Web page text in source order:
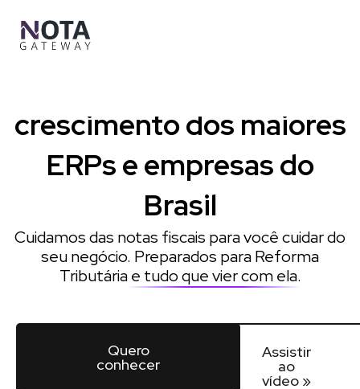
para
crescimento dos maiores
ERPs e empresas do
Brasil
Cuidamos das notas fiscais para você cuidar do
seu negócio. Preparados para Reforma
Tributáriae tudo que vier com ela.
Quero
conhecer
Assistir
ao
vídeo »